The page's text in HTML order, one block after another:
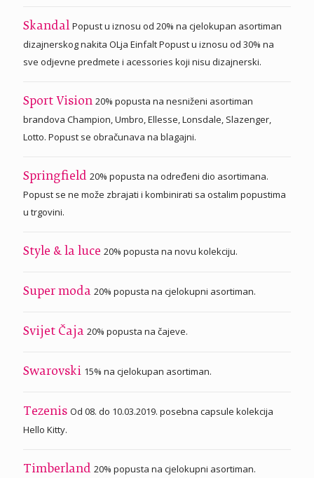
SkandalPopust u iznosu od 20% na cjelokupan asortiman
dizajnerskog nakita OLja Einfalt Popust u iznosu od 30% na
sve odjevne predmete i acessories koji nisu dizajnerski.
Sport Vision 20% popusta na nesniženi asortiman
brandova Champion, Umbro, Ellesse, Lonsdale, Slazenger,
Lotto. Popust se obračunava na blagajni.
Springfield 20% popusta na određeni dio asortimana.
Popust se ne može zbrajati i kombinirati sa ostalim popustima
u trgovini.
Style & la luce 20% popusta na novu kolekciju.
Super moda 20% popusta na cjelokupni asortiman.
Svijet Čaja 20% popusta na čajeve.
Swarovski 15% na cjelokupan asortiman.
Tezenis Od 08. do 10.03.2019. posebna capsule kolekcija
Hello Kitty.
Timberland 20% popusta na cjelokupni asortiman.